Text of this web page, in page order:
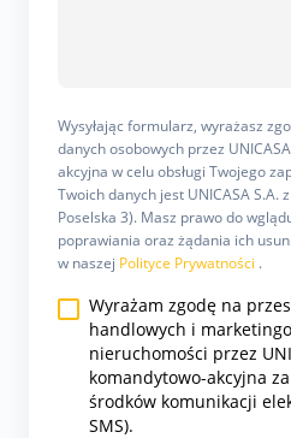
Wysyłając formularz, wyrażasz
danych osobowych przez
akcyjna w celu obsługi Twojego
Twoich danych jest UNICASA S.A.
Poselska 3). Masz prawo do
poprawiania oraz żądania ich
w naszej Polityce Prywatności .
Wyrażam zgodę na
handlowych i
nieruchomości przez
komandytowo-akcyjna
środków komunikacji
SMS).